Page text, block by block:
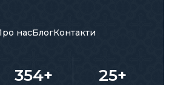
насБлогКонтакти
354+ 25+